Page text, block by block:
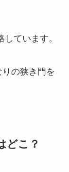
ています。
の狭き門を
どこ？